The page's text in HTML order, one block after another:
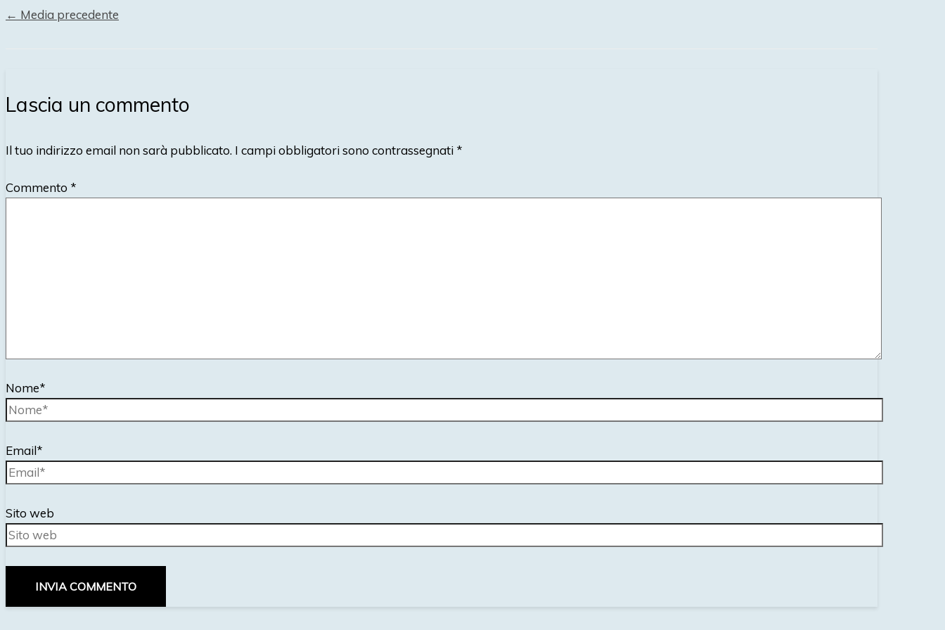
← Media precedente
Lascia un commento
Il tuo indirizzo email non sarà pubblicato. I campi obbligatori sono contrassegnati *
Commento *
Nome*
Email*
Sito web